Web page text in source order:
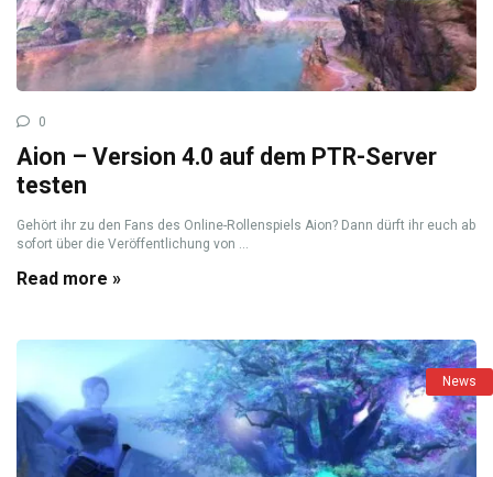
0
Aion – Version 4.0 auf dem PTR-Server
testen
Gehört ihr zu den Fans des Online-Rollenspiels Aion? Dann dürft ihr euch ab
sofort über die Veröffentlichung von ...
Read more »
News